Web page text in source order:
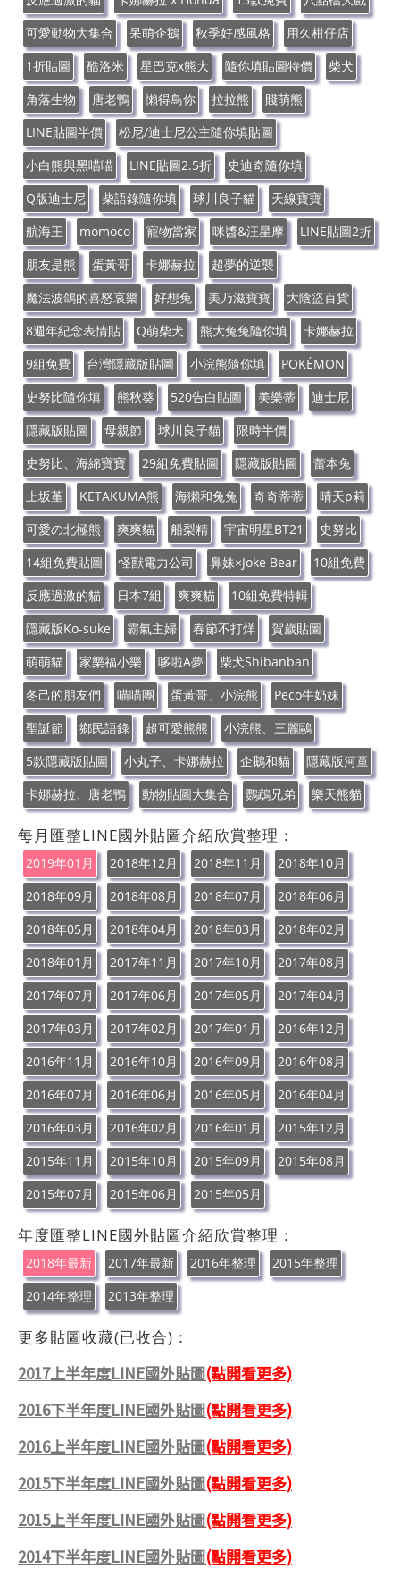
可愛動物大集合
呆萌企鵝 秋季好感風格
用久柑仔店
1折貼圖
酷洛米 星巴克x熊大 隨你填貼圖特價
柴犬
角落生物
唐老鴨 懶得鳥你 拉拉熊
賤萌熊
LINE貼圖半價
松尼/迪士尼公主隨你填貼圖
小白熊與黑喵喵
LINE貼圖2.5折
史迪奇隨你填
Q版迪士尼
柴語錄隨你填 球川良子貓
天線寶寶
航海王
momoco 寵物當家 咪醬&汪星摩
LINE貼圖2折
朋友是熊
蛋黃哥 卡娜赫拉
超夢的逆襲
魔法波鴿的喜怒哀樂
好想兔 美乃滋寶寶
大陰盜百貨
8週年紀念表情貼
Q萌柴犬 熊大兔兔隨你填
卡娜赫拉
9組免費
台灣隱藏版貼圖 小浣熊隨你填
POKÉMON
史努比隨你填
熊秋葵 520告白貼圖 美樂蒂
迪士尼
隱藏版貼圖
母親節 球川良子貓
限時半價
史努比、海綿寶寶
29組免費貼圖 隱藏版貼圖
蕾本兔
上坂堇
KETAKUMA熊 海獺和兔兔 奇奇蒂蒂
晴天p莉
可愛の北極熊
爽爽貓 船梨精 宇宙明星BT21
史努比
14組免費貼圖
怪獸電力公司 鼻妹×Joke Bear
10組免費
反應過激的貓
日本7組 爽爽貓
10組免費特輯
隱藏版Ko-suke
霸氣主婦 春節不打烊
賀歲貼圖
萌萌貓
家樂福小樂 哆啦A夢
柴犬Shibanban
冬己的朋友們
喵喵團 蛋黃哥、小浣熊
Peco牛奶妹
聖誕節
鄉民語錄 超可愛熊熊
小浣熊、三麗鷗
5款隱藏版貼圖
小丸子、卡娜赫拉 企鵝和貓
隱藏版河童
卡娜赫拉、唐老鴨
動物貼圖大集合 鸚鵡兄弟 樂天熊貓
每月匯整LINE國外貼圖介紹欣賞整理：
2019年01月 2018年12月 2018年11月
2018年10月
2018年09月
2018年08月 2018年07月
2018年06月
2018年05月
2018年04月 2018年03月
2018年02月
2018年01月
2017年11月 2017年10月
2017年08月
2017年07月
2017年06月 2017年05月
2017年04月
2017年03月
2017年02月 2017年01月
2016年12月
2016年11月
2016年10月 2016年09月
2016年08月
2016年07月
2016年06月 2016年05月
2016年04月
2016年03月
2016年02月 2016年01月
2015年12月
2015年11月
2015年10月 2015年09月
2015年08月
2015年07月
2015年06月 2015年05月
年度匯整LINE國外貼圖介紹欣賞整理：
2018年最新 2017年最新 2016年整理
2015年整理
2014年整理
2013年整理
更多貼圖收藏(已收合)：
2017上半年度LINE國外貼圖(點開看更多)
2016下半年度LINE國外貼圖(點開看更多)
2016上半年度LINE國外貼圖(點開看更多)
2015下半年度LINE國外貼圖(點開看更多)
2015上半年度LINE國外貼圖(點開看更多)
2014下半年度LINE國外貼圖(點開看更多)